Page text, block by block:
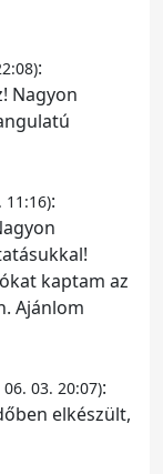
:
Nagyon
11:16):
kaptam az
Ajánlom
06. 03. 20:07):
elkészült,